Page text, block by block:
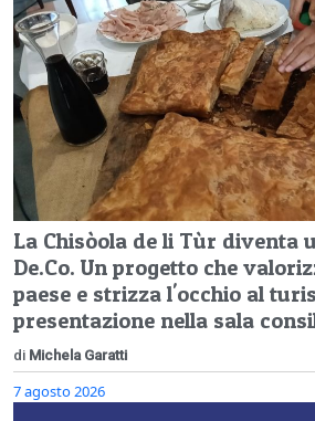
La Chisòola de li Tùr diventa
De.Co. Un progetto che
paese e strizza l'occhio al
presentazione nella sala
di Michela Garatti
7 agosto 2026